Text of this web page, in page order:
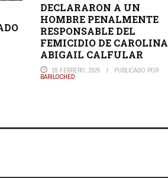
DECLARARON A UN
HOMBRE PENALMENTE
RESPONSABLE DEL
FEMICIDIO DE CAROLINA
ABIGAIL CALFULAR
28 FEBRERO, 2025 PUBLICADO POR
BARILOCHED